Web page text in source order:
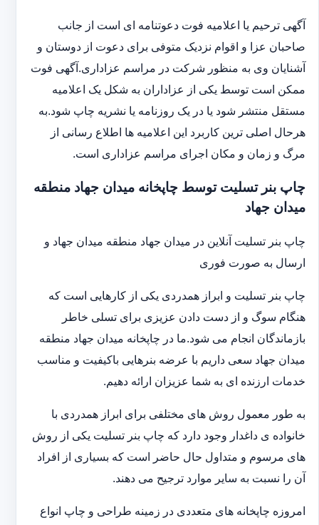
آگهی ترحیم یا اعلامیه فوت دعوتنامه ای است از جانب
صاحبان عزا و اقوام نزدیک متوفی برای دعوت از دوستان و
آشنایان وی به منظور شرکت در مراسم عزاداری.آگهی فوت
ممکن است توسط یکی از عزاداران به شکل یک اعلامیه
مستقل منتشر شود یا در یک روزنامه یا نشریه چاپ شود.به
هرحال اصلی ترین کاربرد این اعلامیه ها اطلاع رسانی از
مرگ و زمان و مکان اجرای مراسم عزاداری است.
چاپ بنر تسلیت توسط چاپخانه میدان جهاد منطقه
میدان جهاد
چاپ بنر تسلیت آنلاین در میدان جهاد منطقه میدان جهاد و
ارسال به صورت فوری
چاپ بنر تسلیت و ابراز همدردی یکی از کارهایی است که
هنگام سوگ و از دست دادن عزیزی برای تسلی خاطر
بازماندگان انجام می شود.ما در چاپخانه میدان جهاد منطقه
میدان جهاد سعی داریم با عرضه بنرهایی باکیفیت و مناسب
خدمات ارزنده ای به شما عزیزان ارائه دهیم.
به طور معمول روش های مختلفی برای ابراز همدردی با
خانواده ی داغدار وجود دارد که چاپ بنر تسلیت یکی از روش
های مرسوم و متداول حال حاضر است که بسیاری از افراد
آن را نسبت به سایر موارد ترجیح می دهند.
امروزه چاپخانه های متعددی در زمینه طراحی و چاپ انواع